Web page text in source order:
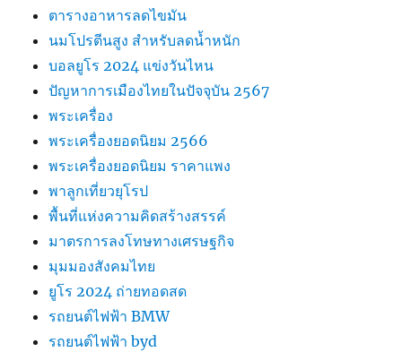
ตารางอาหารลดไขมัน
นมโปรตีนสูง สำหรับลดน้ำหนัก
บอลยูโร 2024 แข่งวันไหน
ปัญหาการเมืองไทยในปัจจุบัน 2567
พระเครื่อง
พระเครื่องยอดนิยม 2566
พระเครื่องยอดนิยม ราคาแพง
พาลูกเที่ยวยุโรป
พื้นที่แห่งความคิดสร้างสรรค์
มาตรการลงโทษทางเศรษฐกิจ
มุมมองสังคมไทย
ยูโร 2024 ถ่ายทอดสด
รถยนต์ไฟฟ้า BMW
รถยนต์ไฟฟ้า byd